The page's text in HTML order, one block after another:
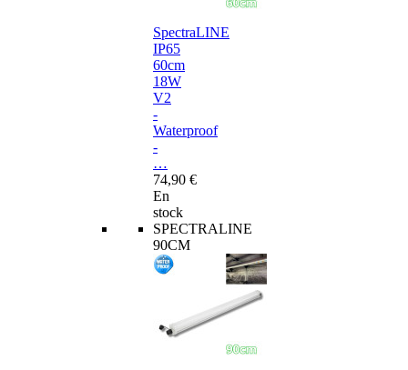
SpectraLINE
IP65
60cm
18W
V2
-
Waterproof
-
…
74,90 €
En
stock
SPECTRALINE
90CM